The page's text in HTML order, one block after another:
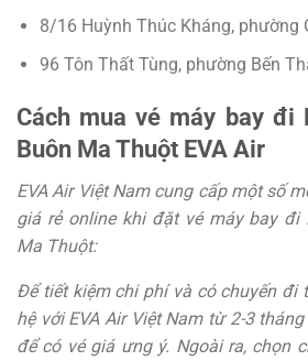
8/16 Huỳnh Thúc Kháng, phường
96 Tôn Thất Tùng, phường Bến
Cách mua vé máy bay đi
Buôn Ma Thuột EVA Air
EVA Air Việt Nam cung cấp một số
giá rẻ online khi đặt vé máy bay đi
Ma Thuột:
Để tiết kiệm chi phí và có chuyến đi
hệ với EVA Air Việt Nam từ 2-3
để có vé giá ưng ý. Ngoài ra, chọn